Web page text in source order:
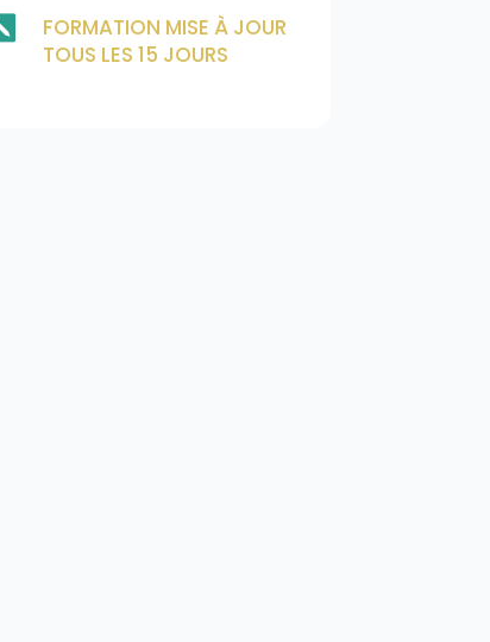
FORMATION MISE À JOUR
TOUS LES 15 JOURS